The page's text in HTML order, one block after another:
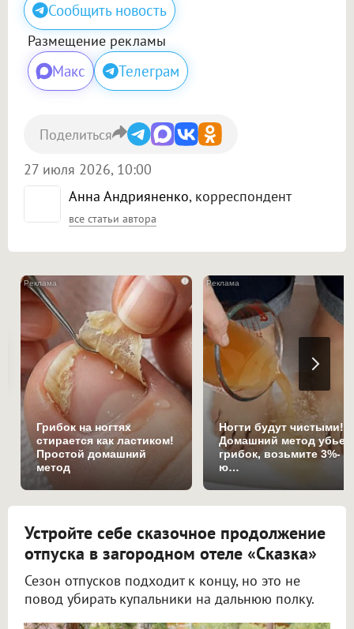
Сообщить новость
Размещение рекламы
Макс Телеграм
Анна Андрияненко, корреспондент
все статьи автора
27 июля 2026, 10:00
Поделиться
i
Грибок на ногтях
стирается как ластиком!
Простой домашний
метод
Ногти будут чистыми!
Домашний метод убьет
грибок, возьмите 3%-
ю…
Устройте себе сказочное продолжение
отпуска в загородном отеле «Сказка»
Сезон отпусков подходит к концу, но это не
повод убирать купальники на дальнюю полку.